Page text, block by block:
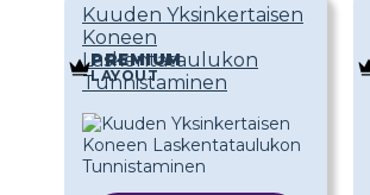
Kuuden Yksinkertaisen
Koneen
Laskentataulukon
Tunnistaminen
PREMIUM
LAYOUT